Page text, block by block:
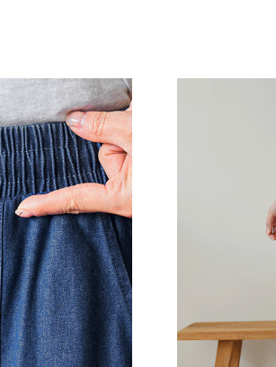
S(25-26),M(27-28),L(29-30),XL(31-
32),2XL(33-34)
34,800원